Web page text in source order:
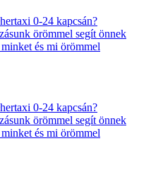
0-24 kapcsán?
örömmel segít önnek
és mi örömmel
0-24 kapcsán?
örömmel segít önnek
és mi örömmel